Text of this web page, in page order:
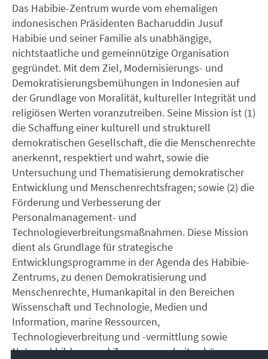
Das Habibie-Zentrum wurde vom ehemaligen
indonesischen Präsidenten Bacharuddin Jusuf
Habibie und seiner Familie als unabhängige,
nichtstaatliche und gemeinnützige Organisation
gegründet. Mit dem Ziel, Modernisierungs- und
Demokratisierungsbemühungen in Indonesien auf
der Grundlage von Moralität, kultureller Integrität und
religiösen Werten voranzutreiben. Seine Mission ist (1)
die Schaffung einer kulturell und strukturell
demokratischen Gesellschaft, die die Menschenrechte
anerkennt, respektiert und wahrt, sowie die
Untersuchung und Thematisierung demokratischer
Entwicklung und Menschenrechtsfragen; sowie (2) die
Förderung und Verbesserung der
Personalmanagement- und
Technologieverbreitungsmaßnahmen. Diese Mission
dient als Grundlage für strategische
Entwicklungsprogramme in der Agenda des Habibie-
Zentrums, zu denen Demokratisierung und
Menschenrechte, Humankapital in den Bereichen
Wissenschaft und Technologie, Medien und
Information, marine Ressourcen,
Technologieverbreitung und -vermittlung sowie
Netzwerkbildung und Zusammenarbeit gehören.